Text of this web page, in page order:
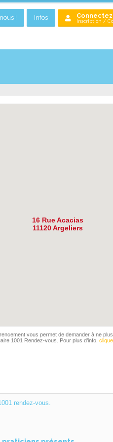
! Infos Inscription /
16 Rue Acacias
11120 Argeliers
vous permet de demander à ne
1001 Rendez-vous. Pour plus d’info,
rendez-vous.